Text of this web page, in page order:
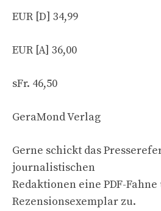
EUR [D] 34,99
EUR [A] 36,00
sFr. 46,50
GeraMond Verlag
Gerne schickt das
journalistischen
Redaktionen eine PDF-
Rezensionsexemplar zu.